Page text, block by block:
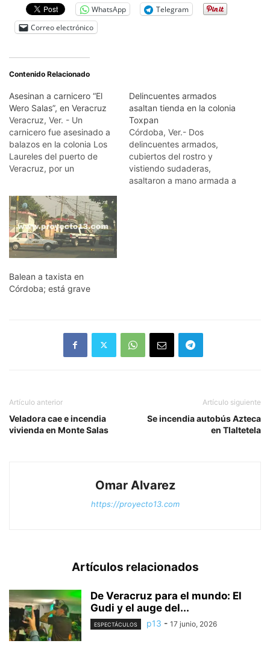
WhatsApp
Telegram
Correo electrónico
Contenido Relacionado
Asesinan a carnicero “El
Wero Salas”, en Veracruz
Veracruz, Ver. - Un
carnicero fue asesinado a
balazos en la colonia Los
Laureles del puerto de
Veracruz, por un
desconocido. Los hechos
ocurrieron este lunes en la
calle Zapote, número 8 y
Tuna, cuando un sujeto
armado baleó al
Delincuentes armados
asaltan tienda en la colonia
Toxpan
Córdoba, Ver.- Dos
delincuentes armados,
cubiertos del rostro y
vistiendo sudaderas,
asaltaron a mano armada a
Balean a taxista en
Córdoba; está grave
Artículo anterior
Veladora cae e incendia
vivienda en Monte Salas
Artículo siguiente
Se incendia autobús Azteca
en Tlaltetela
Omar Alvarez
https://proyecto13.com
Artículos relacionados
De Veracruz para el mundo: El
Gudi y el auge del...
ESPECTÁCULOS p13 - 17 junio, 2026